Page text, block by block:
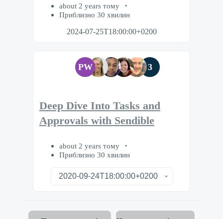
about 2 years тому
Приблизно 30 хвилин
2024-07-25T18:00:00+0200
PW 3
Deep Dive Into Tasks and
Approvals with Sendible
about 2 years тому
Приблизно 30 хвилин